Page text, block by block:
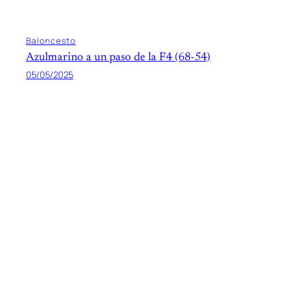
Baloncesto
Azulmarino a un paso de la F4 (68-54)
05/05/2025